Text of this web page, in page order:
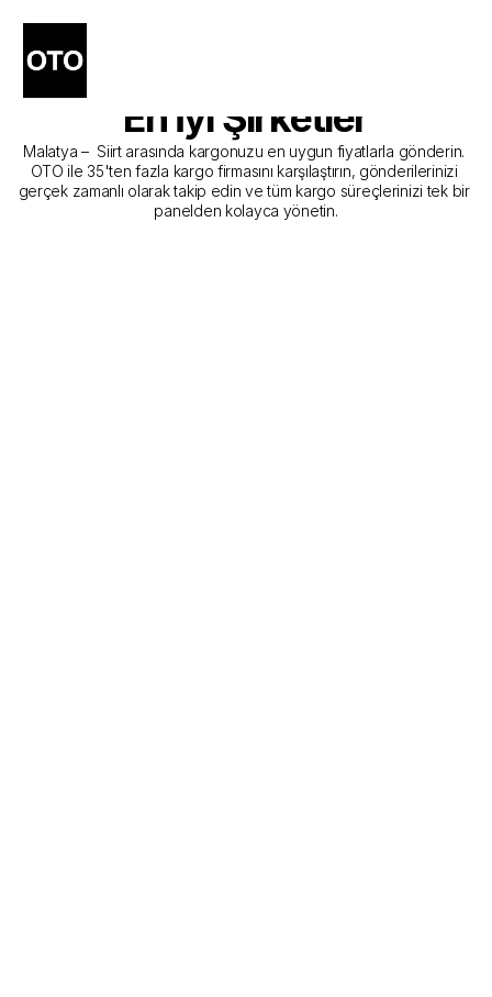
Malatya - Siirt Kargo
Gönderim Hizmeti Sunan
En İyi Şirketler
Malatya –  Siirt arasında kargonuzu en uygun fiyatlarla gönderin.
OTO ile 35'ten fazla kargo firmasını karşılaştırın, gönderilerinizi
gerçek zamanlı olarak takip edin ve tüm kargo süreçlerinizi tek bir
panelden kolayca yönetin.